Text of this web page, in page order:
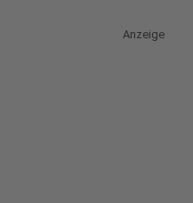
Anzeige